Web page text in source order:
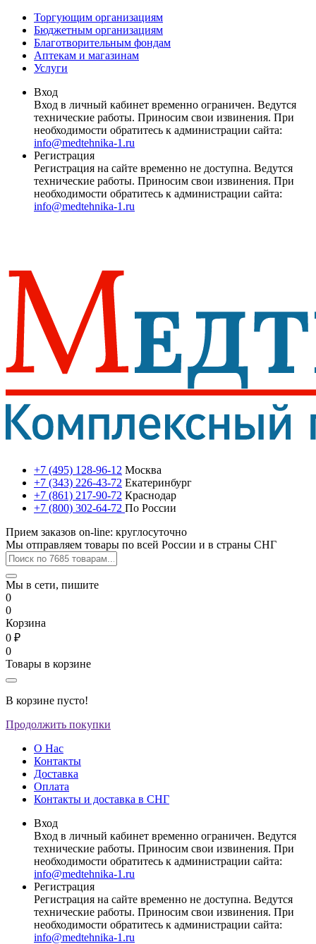
Торгующим организациям
Бюджетным организациям
Благотворительным фондам
Аптекам и магазинам
Услуги
Вход
Вход в личный кабинет временно ограничен. Ведутся
технические работы. Приносим свои извинения. При
необходимости обратитесь к администрации сайта:
info@medtehnika-1.ru
Регистрация
Регистрация на сайте временно не доступна. Ведутся
технические работы. Приносим свои извинения. При
необходимости обратитесь к администрации сайта:
info@medtehnika-1.ru
+7 (495) 128-96-12 Москва
+7 (343) 226-43-72 Екатеринбург
+7 (861) 217-90-72 Краснодар
+7 (800) 302-64-72 По России
Прием заказов on-line: круглосуточно
Мы отправляем товары по всей России и в страны СНГ
Мы в сети, пишите
0
0
Корзина
0 ₽
0
Товары в корзине
В корзине пусто!
Продолжить покупки
О Нас
Контакты
Доставка
Оплата
Контакты и доставка в СНГ
Вход
Вход в личный кабинет временно ограничен. Ведутся
технические работы. Приносим свои извинения. При
необходимости обратитесь к администрации сайта:
info@medtehnika-1.ru
Регистрация
Регистрация на сайте временно не доступна. Ведутся
технические работы. Приносим свои извинения. При
необходимости обратитесь к администрации сайта:
info@medtehnika-1.ru